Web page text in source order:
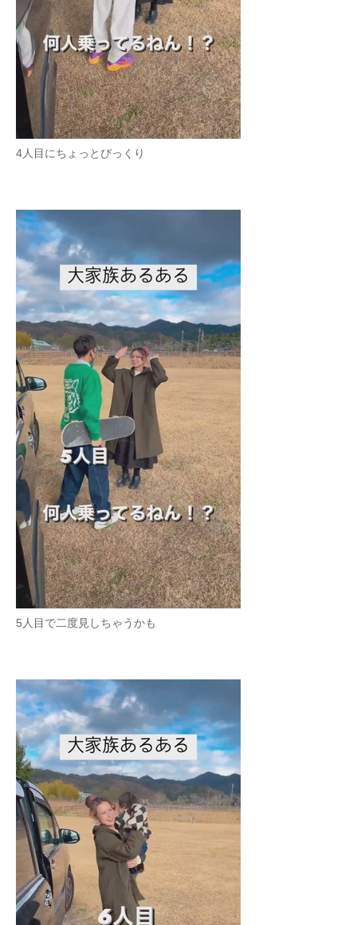
4人目にちょっとびっくり
5人目で二度見しちゃうかも